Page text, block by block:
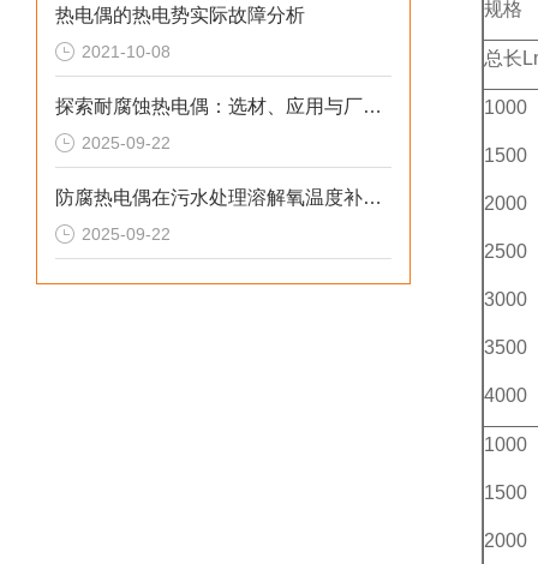
热电偶的热电势实际故障分析
2021-10-08
探索耐腐蚀热电偶：选材、应用与厂家概览
2025-09-22
防腐热电偶在污水处理溶解氧温度补偿中的技术原理与应用解析
2025-09-22
规格
总长
1000
1500
2000
2500
3000
3500
4000
1000
1500
2000